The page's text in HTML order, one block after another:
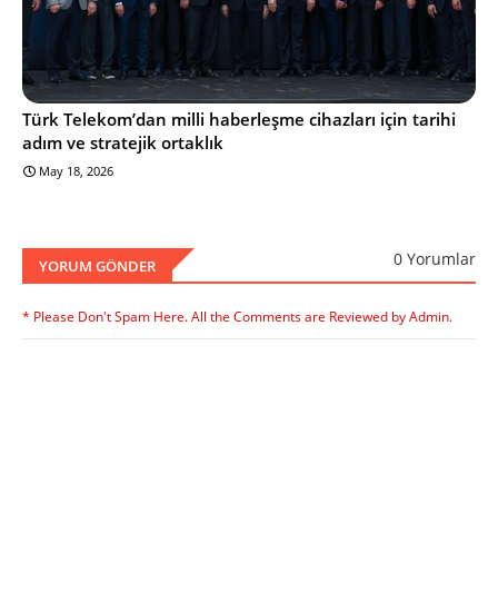
Türk Telekom’dan milli haberleşme cihazları için tarihi
adım ve stratejik ortaklık
May 18, 2026
YORUM GÖNDER 0 Yorumlar
* Please Don't Spam Here. All the Comments are Reviewed by Admin.